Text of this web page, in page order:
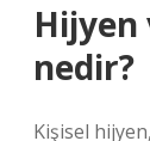
Hijyen
nedir?
Kişisel